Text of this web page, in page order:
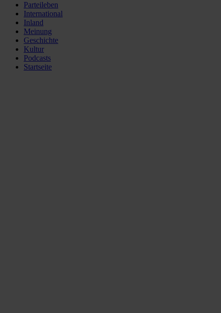
Parteileben
International
Inland
Meinung
Geschichte
Kultur
Podcasts
Startseite